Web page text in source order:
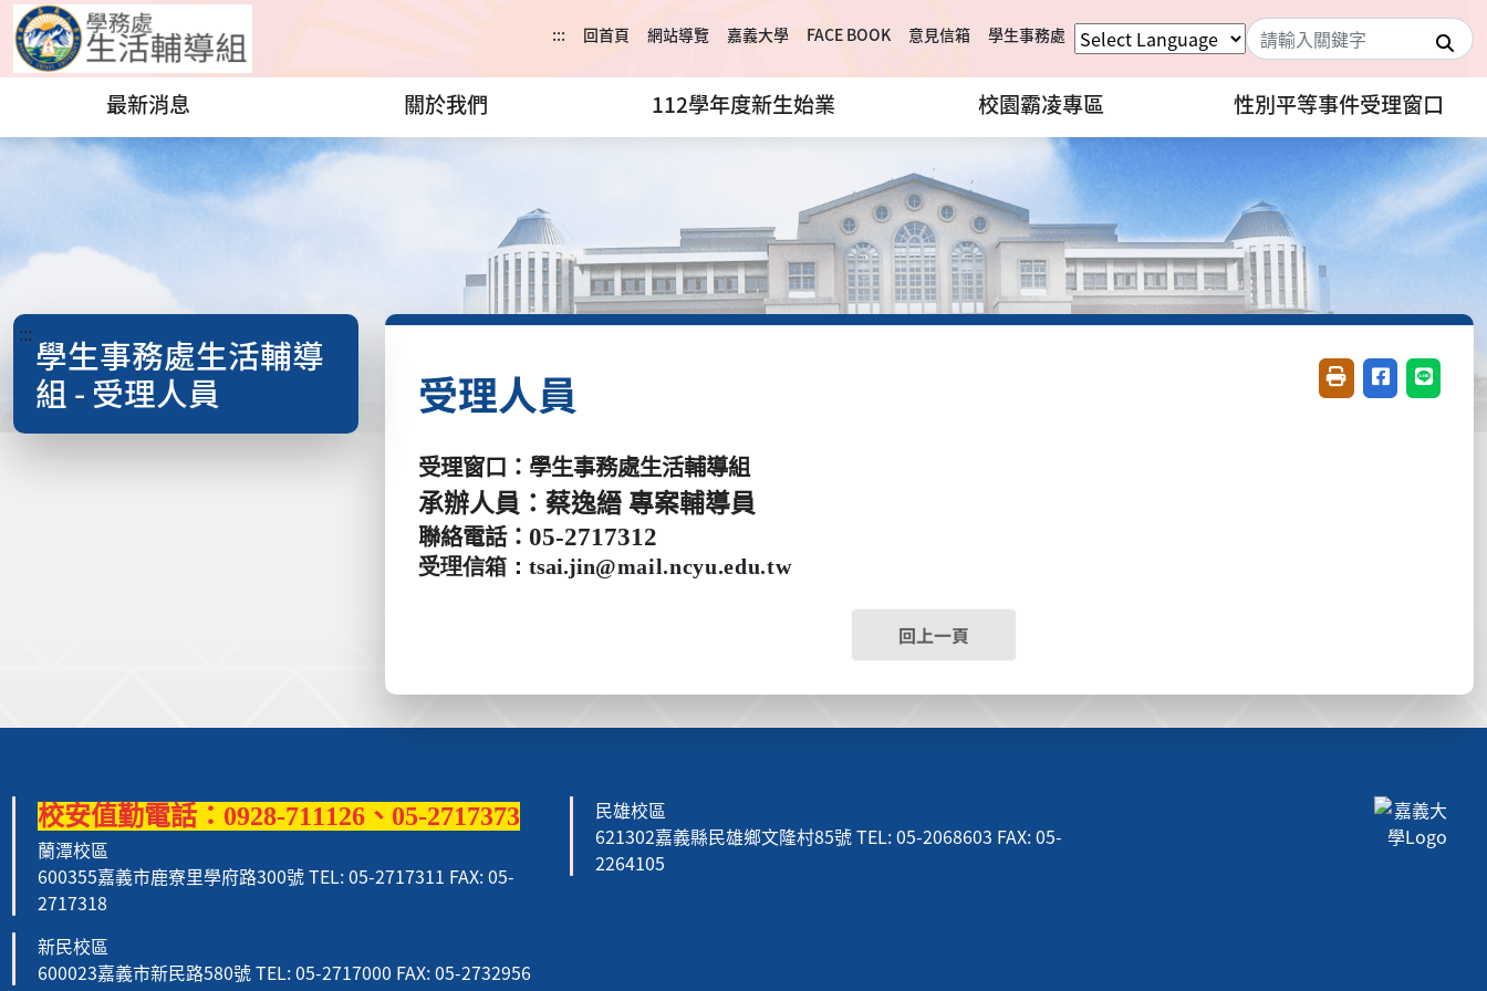
::: 回首頁 網站導覽 嘉義大學 FACE BOOK 意見信箱 學生事務處 搜尋
最新消息 關於我們 112學年度新生始業 校園霸凌專區 性別平等事件受理窗口
::: 學生事務處生活輔導
組 - 受理人員
受理人員 友善列印(開新視窗)
分享至臉書(
分享至
受理窗口：學生事務處生活輔導組
承辦人員：蔡逸縉 專案輔導員
聯絡電話： 05-2717312
受理信箱：tsai.jin@mail.ncyu.edu.tw
回上一頁
校安值勤電話：0928-711126、05-2717373
蘭潭校區
600355嘉義市鹿寮里學府路300號 TEL: 05-2717311 FAX: 05-
2717318
民雄校區
621302嘉義縣民雄鄉文隆村85號 TEL: 05-2068603 FAX: 05-
2264105
新民校區
600023嘉義市新民路580號 TEL: 05-2717000 FAX: 05-2732956